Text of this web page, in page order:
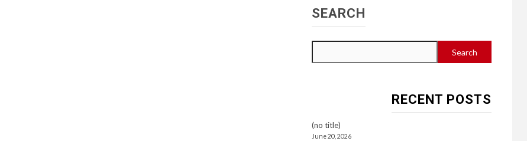
SEARCH
Search
RECENT POSTS
(no title)
June 20, 2026